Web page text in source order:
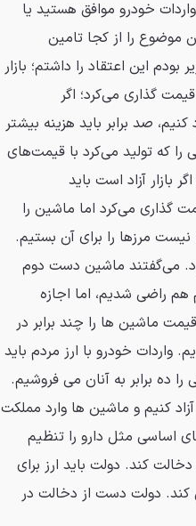
خودرو موافق هستید یا
موضوع را از کجا تامین
این اعتقاد را داشتم؛ بازار
گذاری می‌کرد؛ اگر
صد برابر باید هزینه بیشتر
که تولید می‌کرد با قیمت‌های
بازار آزاد است باید
گذاری می‌کرد اما ماشین را
مرزها را برای آن بستیم.
می‌گفتند ماشین دست دوم
راضی شدیم، اما اجازه
ماشین ها را چند برابر در
واردات خودرو با ارز مردم باید
ده برابر به آنان می فروشیم.
کنیم و ماشین ها وارد مملکت
اساسی مثل دارو را تنظیم
کند. دولت باید ارز برای
کند. دولت دست از دخالت در